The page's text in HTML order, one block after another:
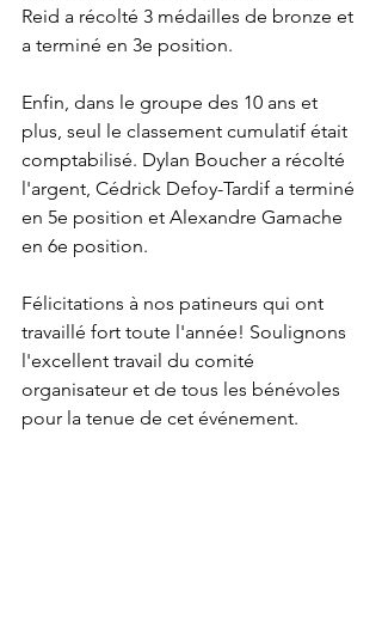
Reid a récolté 3 médailles de bronze et
a terminé en 3e position.
Enfin, dans le groupe des 10 ans et
plus, seul le classement cumulatif était
comptabilisé. Dylan Boucher a récolté
l'argent, Cédrick Defoy-Tardif a terminé
en 5e position et Alexandre Gamache
en 6e position.
Félicitations à nos patineurs qui ont
travaillé fort toute l'année! Soulignons
l'excellent travail du comité
organisateur et de tous les bénévoles
pour la tenue de cet événement.